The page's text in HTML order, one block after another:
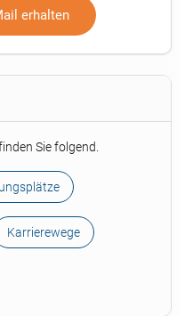
erhalten
Sie folgend.
Karrierewege